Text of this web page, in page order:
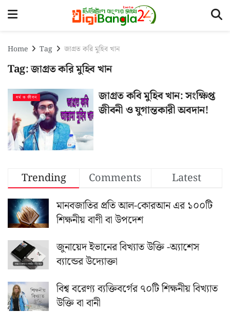
Home Tag জাগ্রত করি মুহিব খান
Tag:জাগ্রত করি মুহিব খান
ধর্ম ও জীবন
জাগ্রত কবি মুহিব খান: সংক্ষিপ্ত
জীবনী ও যুগান্তকারী অবদান!
Trending Comments
Latest
মানবজাতির প্রতি আল-কোরআন এর ১০০টি
শিক্ষনীয় বাণী বা উপদেশ
জুনায়েদ ইভানের বিখ্যাত উক্তি -অ্যাশেস
ব্যান্ডের উদ্যোক্তা
বিশ্ব বরেণ্য ব্যক্তিবর্গের ৭০টি শিক্ষনীয় বিখ্যাত
উক্তি বা বানী